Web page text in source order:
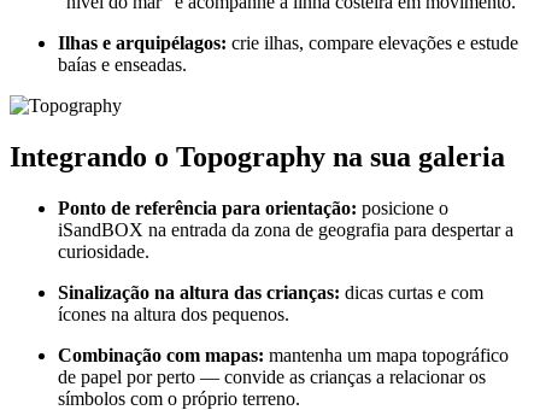
Ilhas e arquipélagos: crie ilhas, compare elevações e estude
baías e enseadas.
Integrando o Topography na sua galeria
Ponto de referência para orientação: posicione o
iSandBOX na entrada da zona de geografia para despertar a
curiosidade.
Sinalização na altura das crianças: dicas curtas e com
ícones na altura dos pequenos.
Combinação com mapas: mantenha um mapa topográfico
de papel por perto — convide as crianças a relacionar os
símbolos com o próprio terreno.